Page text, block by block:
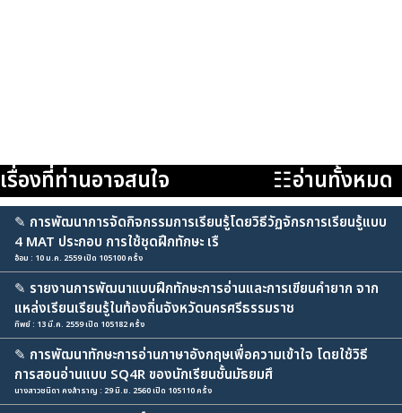
เรื่องที่ท่านอาจสนใจ ☷อ่านทั้งหมด
✎ การพัฒนาการจัดกิจกรรมการเรียนรู้โดยวิธีวัฏจักรการเรียนรู้แบบ
4 MAT ประกอบ การใช้ชุดฝึกทักษะ เรื
อ้อม : 10 ม.ค. 2559 เปิด 105100 ครั้ง
✎ รายงานการพัฒนาแบบฝึกทักษะการอ่านและการเขียนคำยาก จาก
แหล่งเรียนเรียนรู้ในท้องถิ่นจังหวัดนครศรีธรรมราช
ทิพย์ : 13 มี.ค. 2559 เปิด 105182 ครั้ง
✎ การพัฒนาทักษะการอ่านภาษาอังกฤษเพื่อความเข้าใจ โดยใช้วิธี
การสอนอ่านแบบ SQ4R ของนักเรียนชั้นมัธยมศึ
นางสาวชนิดา คงสำราญ : 29 มิ.ย. 2560 เปิด 105110 ครั้ง